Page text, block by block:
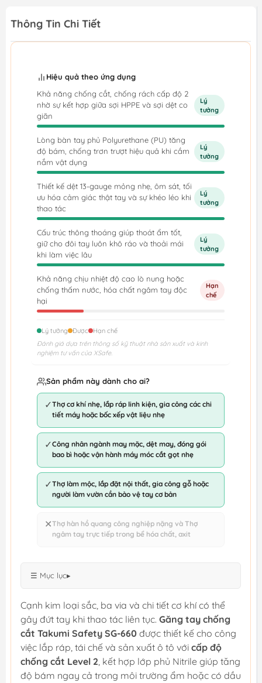
Thông Tin Chi Tiết
Hiệu quả theo ứng dụng
Khả năng chống cắt, chống rách cấp độ 2
nhờ sự kết hợp giữa sợi HPPE và sợi dệt co
giãn
Lý
tưởng
Lòng bàn tay phủ Polyurethane (PU) tăng
độ bám, chống trơn trượt hiệu quả khi cầm
nắm vật dụng
Lý
tưởng
Thiết kế dệt 13-gauge mỏng nhẹ, ôm sát, tối
ưu hóa cảm giác thật tay và sự khéo léo khi
thao tác
Lý
tưởng
Cấu trúc thông thoáng giúp thoát ẩm tốt,
giữ cho đôi tay luôn khô ráo và thoải mái
khi làm việc lâu
Lý
tưởng
Khả năng chịu nhiệt độ cao lò nung hoặc
chống thấm nước, hóa chất ngâm tay độc
hại
Hạn
chế
Lý tưởng Được
Hạn chế
Đánh giá dựa trên thông số kỹ thuật nhà sản xuất và kinh
nghiệm tư vấn của XSafe.
Sản phẩm này dành cho ai?
✓Thợ cơ khí nhẹ, lắp ráp linh kiện, gia công các chi
tiết máy hoặc bốc xếp vật liệu nhẹ
✓Công nhân ngành may mặc, dệt may, đóng gói
bao bì hoặc vận hành máy móc cắt gọt nhẹ
✓Thợ làm mộc, lắp đặt nội thất, gia công gỗ hoặc
người làm vườn cần bảo vệ tay cơ bản
✕Thợ hàn hồ quang công nghiệp nặng và Thợ
ngâm tay trực tiếp trong bể hóa chất, axit
☰ Mục lục▸
Cạnh kim loại sắc, ba via và chi tiết cơ khí có thể
gây đứt tay khi thao tác liên tục. Găng tay chống
cắt Takumi Safety SG-660 được thiết kế cho công
việc lắp ráp, tái chế và sản xuất ô tô với cấp độ
chống cắt Level 2, kết hợp lớp phủ Nitrile giúp tăng
độ bám ngay cả trong môi trường ẩm hoặc có dầu